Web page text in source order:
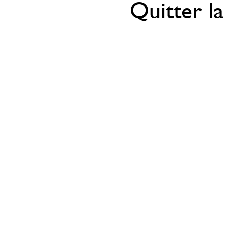
Quitter la